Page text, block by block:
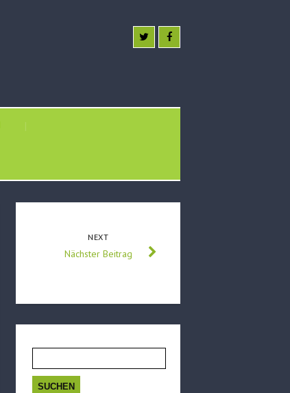
NEXT
Nächster Beitrag
nach: